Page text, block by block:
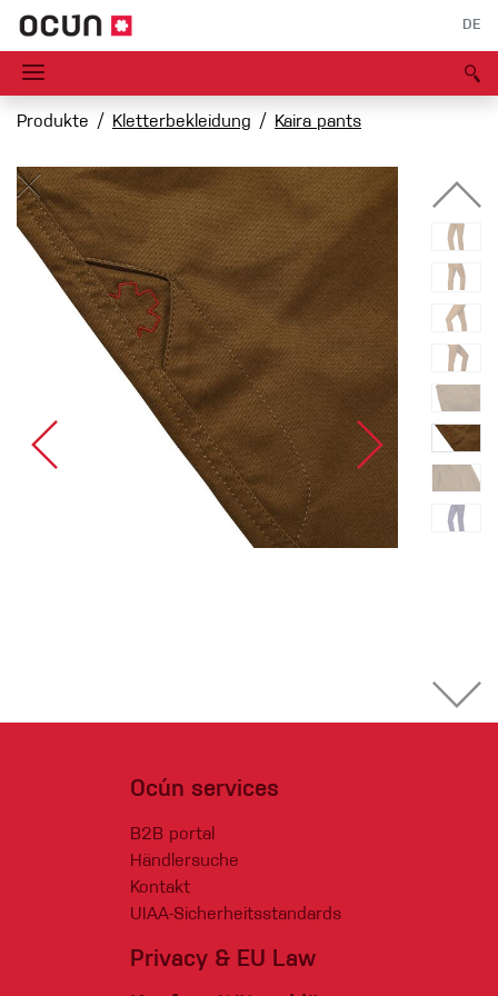
DE
Produkte Kletterbekleidung Kaira pants
Ocún services
B2B portal
Händlersuche
Kontakt
UIAA-Sicherheitsstandards
Privacy & EU Law